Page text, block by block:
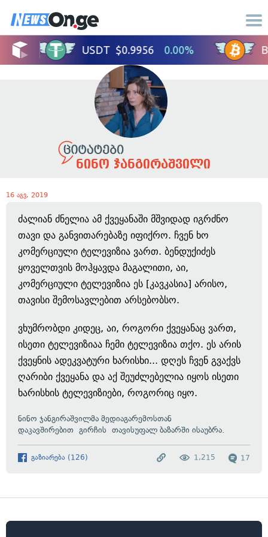
ნინო ჯანგირაშვილი
16 აგვ, 2019
ძალიან ძნელია ამ ქვეყანაში მშვიდად იგრძნო
თავი და განვითარებაზე იფიქრო. ჩვენ ხო
კომერციული ტელევიზია ვართ. ბენდუქიძეს
ყოველთვის მოჰყავდა მაგალითი, აი,
კომერციული ტელევიზია ეს [კავკასია] არისო,
თავისი შემოსავლებით არსებობსო.
ვხუმრობდი კიდეც, აი, როგორი ქვეყანაც ვართ,
ისეთი ტელევიზიაა ჩემი ტელევიზია თქო. ეს არის
ქვეყნის ადეკვატური ხარისხი... დღეს ჩვენ გვაქვს
ღარიბი ქვეყანა და აქ შეუძლებელია იყოს ისეთი
ხარისხის ტელევიზიები, როგორიც იყო.
ნინო ჯანგირაშვილმა მედიაგარემოსთან
დაკავშირებით გირჩის თავისუფალ ბაზარში ისაუბრა.
გაზიარება (126) 17
1,215